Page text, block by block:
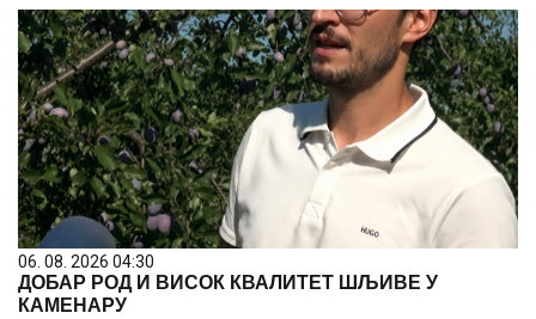
06. 08. 2026 04:30
ДОБАР РОД И ВИСОК КВАЛИТЕТ ШЉИВЕ У
КАМЕНАРУ